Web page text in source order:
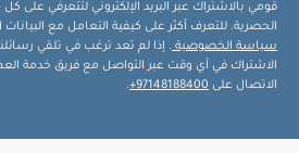
قومي بالاشتراك عبر البريد الإلكتروني لتتعرفي على
الحصرية. للتعرف أكثر على كيفية التعامل مع
سياسة الخصوصية . إذا لم تعد ترغب في تلقي
الاشتراك في أي وقت عبر التواصل مع فريق خدمة
الاتصال على 97148188400+
.